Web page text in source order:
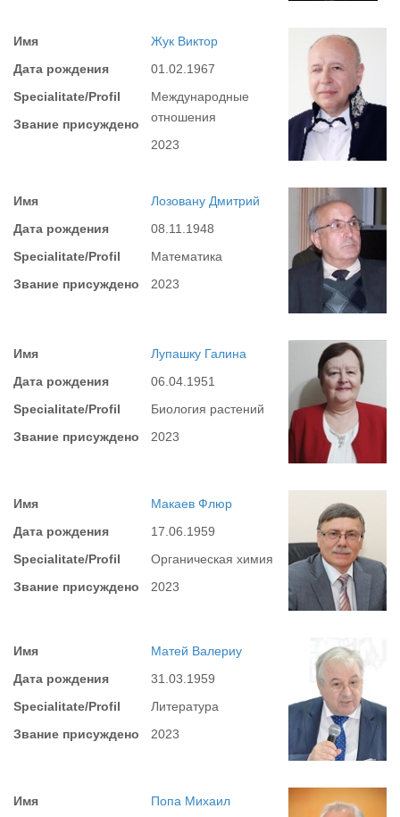
Имя
Дата рождения
Specialitate/Profil
Звание присуждено
Жук Виктор
01.02.1967
Международные
отношения
2023
Имя
Дата рождения
Specialitate/Profil
Звание присуждено
Лозовану Дмитрий
08.11.1948
Математика
2023
Имя
Дата рождения
Specialitate/Profil
Звание присуждено
Лупашку Галина
06.04.1951
Биология растений
2023
Имя
Дата рождения
Specialitate/Profil
Звание присуждено
Макаев Флюр
17.06.1959
Органическая химия
2023
Имя
Дата рождения
Specialitate/Profil
Звание присуждено
Матей Валериу
31.03.1959
Литература
2023
Имя
Попа Михаил